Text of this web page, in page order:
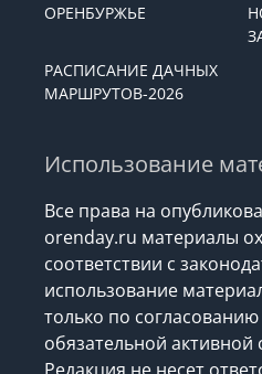
ОРЕНБУРЖЬЕ
РАСПИСАНИЕ ДАЧНЫХ
МАРШРУТОВ-2026
Использование
Все права на
orenday.ru материалы
соответствии с
использование
только по
обязательной активной